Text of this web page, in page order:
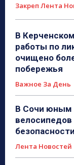
Закреп Лента
В
работы по
очищено
побережья
Важное За День
В Сочи юным
велосипедов
безопасности
Лента Новостей